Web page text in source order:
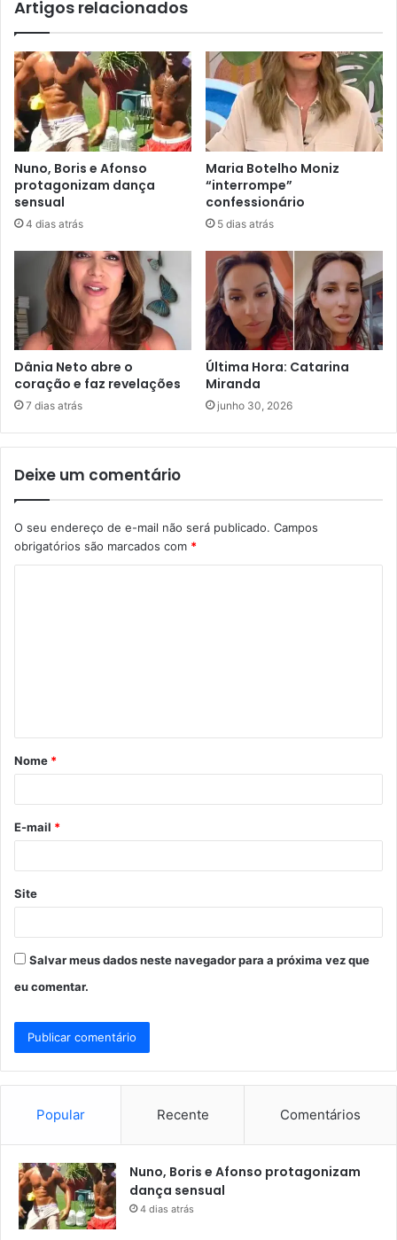
Artigos relacionados
Nuno, Boris e Afonso
protagonizam dança
sensual
4 dias atrás
Maria Botelho Moniz
“interrompe”
confessionário
5 dias atrás
Dânia Neto abre o
coração e faz revelações
7 dias atrás
Última Hora: Catarina
Miranda
junho 30, 2026
Deixe um comentário
O seu endereço de e-mail não será publicado. Campos
obrigatórios são marcados com *
á
r
*
Nome *
E-mail *
Site
Salvar meus dados neste navegador para a próxima vez que
eu comentar.
Popular Recente Comentários
Nuno, Boris e Afonso protagonizam
dança sensual
4 dias atrás